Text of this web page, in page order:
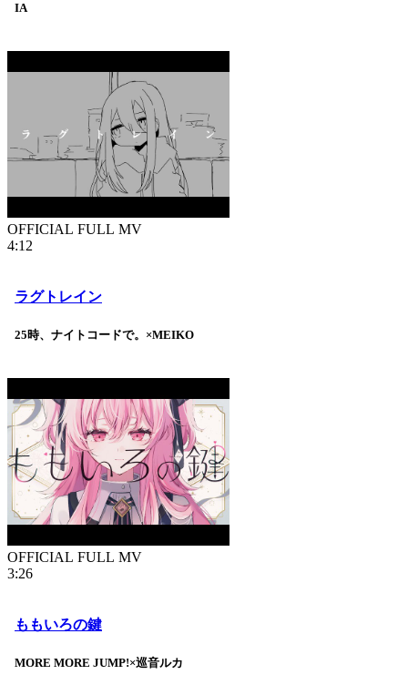
IA
OFFICIAL FULL MV
4:12
ラグトレイン
25時、ナイトコードで。×MEIKO
OFFICIAL FULL MV
3:26
ももいろの鍵
MORE MORE JUMP!×巡音ルカ